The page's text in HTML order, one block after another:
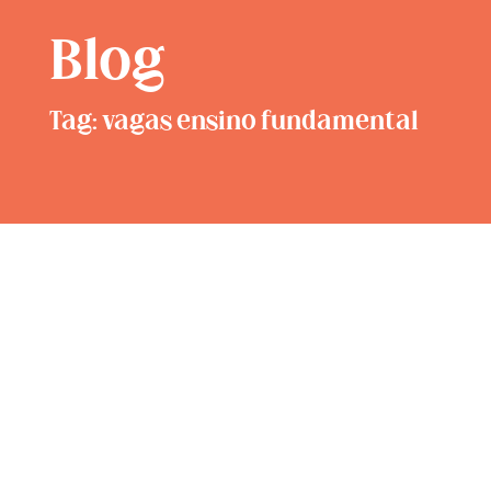
Blog
Tag: vagas ensino fundamental